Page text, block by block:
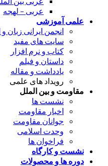
عربی – لهجه
علمی آموزشی
انجمن ایرانی زبان
سایت های مفید
کتاب و نرم افزار
داستان و فیلم
یادداشت و مقاله
رویداد های علمی
مقاومت و بین الملل
نشست ها
اخبار مقاومت
جوانان مقاومت
وحدت اسلامی
فراخوان ها
نشست و کارگاه
دوره ها و محصولات